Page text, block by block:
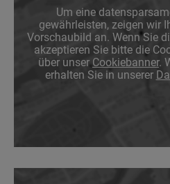
Um eine
gewährleisten, zeigen wir
Vorschaubild an. Wenn Sie
akzeptieren Sie bitte die
über unserCookiebanner.
erhalten Sie in unserer